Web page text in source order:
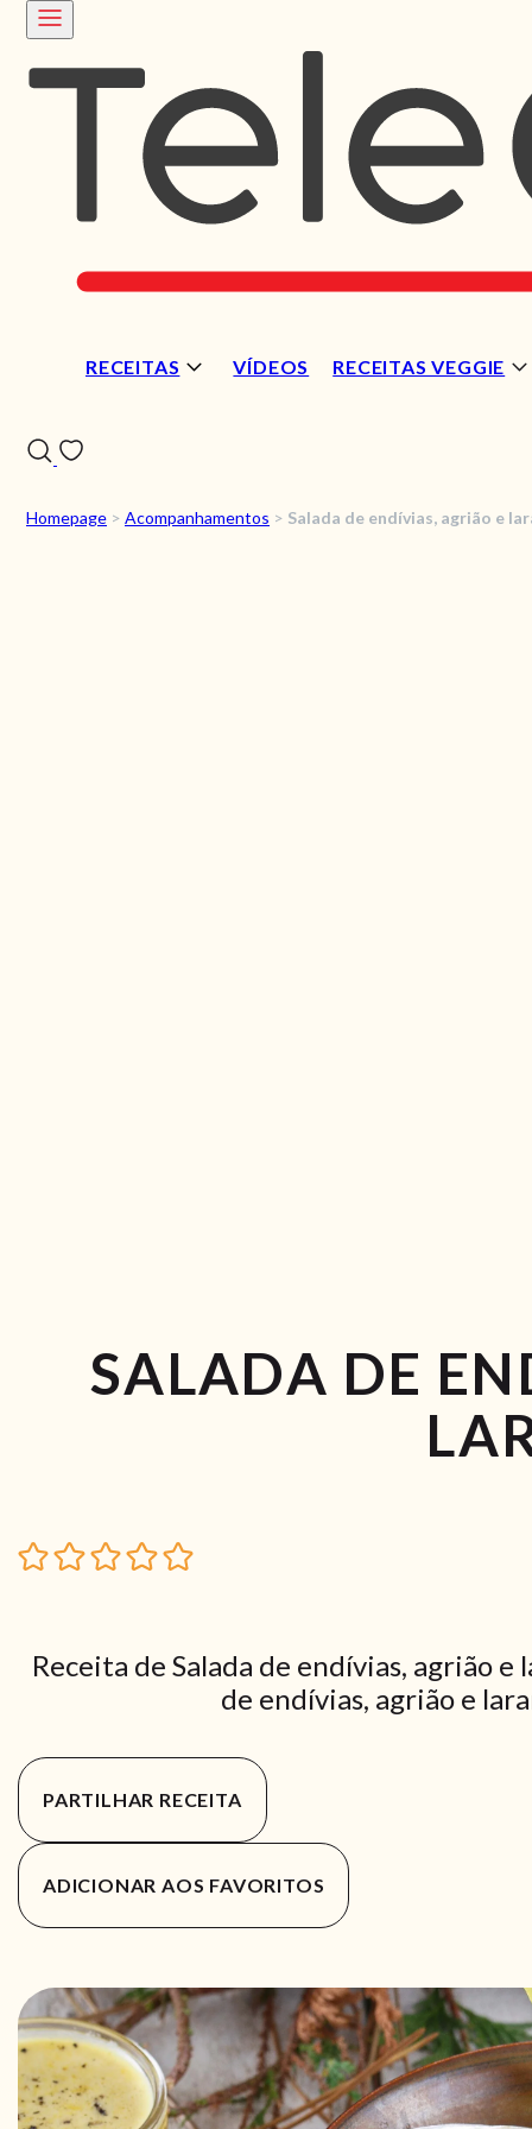
RECEITAS VÍDEOS RECEITAS VEGGIE
Homepage > Acompanhamentos > Salada de endívias, agrião e
SALADA DE
Receita de Salada de endívias, agrião
de endívias, agrião e
PARTILHAR RECEITA
ADICIONAR AOS FAVORITOS